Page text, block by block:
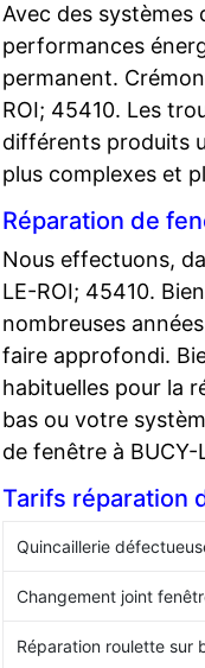
Avec des
performances
permanent.
ROI; 45410. Les
différents produits
plus complexes et
Réparation de
Nous effectuons,
LE-ROI; 45410.
nombreuses
faire approfondi.
habituelles pour la
bas ou votre
de fenêtre à
Tarifs réparation
Quincaillerie
Changement joint
Réparation roulette sur